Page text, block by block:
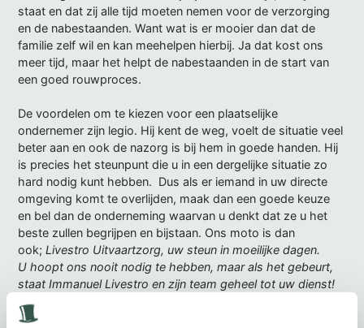
staat en dat zij alle tijd moeten nemen voor de verzorging
en de nabestaanden. Want wat is er mooier dan dat de
familie zelf wil en kan meehelpen hierbij. Ja dat kost ons
meer tijd, maar het helpt de nabestaanden in de start van
een goed rouwproces.
De voordelen om te kiezen voor een plaatselijke
ondernemer zijn legio. Hij kent de weg, voelt de situatie veel
beter aan en ook de nazorg is bij hem in goede handen. Hij
is precies het steunpunt die u in een dergelijke situatie zo
hard nodig kunt hebben. Dus als er iemand in uw directe
omgeving komt te overlijden, maak dan een goede keuze
en bel dan de onderneming waarvan u denkt dat ze u het
beste zullen begrijpen en bijstaan. Ons moto is dan
ook;Livestro Uitvaartzorg, uw steun in moeilijke dagen.
U hoopt ons nooit nodig te hebben, maar als het gebeurt,
staat Immanuel Livestro en zijn team geheel tot uw dienst!